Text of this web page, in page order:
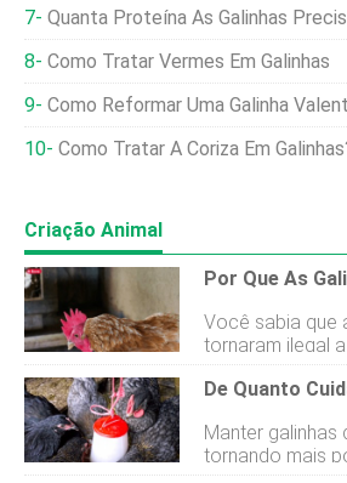
Quanta Proteína As Galinhas
Como Tratar Vermes Em Galinhas
Como Reformar Uma Galinha
Como Tratar A Coriza Em
Criação Animal
Você sabia que
tornaram ilegal
sem poleiro?
tem um rebanho
por lei. Por que
de um poleiro?
Manter galinhas
tornando mais
As chances são